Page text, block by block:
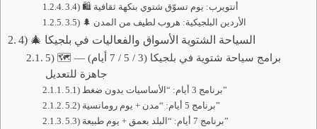
3.4) 🛍️ أنتويرب: يوم تسوّق شتوي بنكهة ثقافية
3.5) 🌲 الأردين البلجيكية: هروب لطيف من المدن
4) 🎄 السياحة الشتوية الأسواق والفعاليات في بلجيكا
5) 🗺️ برامج سياحة شتوية في بلجيكا (3 / 5 / 7 أيام) —
جاهزة للتعديل
5.1) برنامج 3 أيام: “الأساسيات بدون ضغط”
5.2) برنامج 5 أيام: “مدن + يوم رومانسية”
5.3) برنامج 7 أيام: “البلد بعمق + يوم طبيعة”